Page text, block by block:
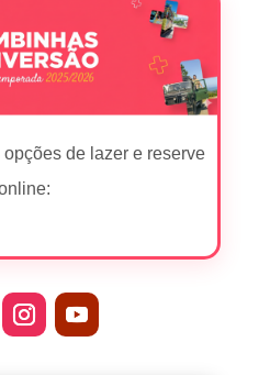
de lazer e reserve